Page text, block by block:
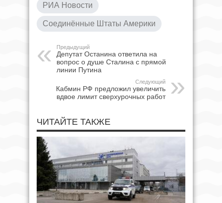
РИА Новости
Соединённые Штаты Америки
Предыдущий
Депутат Останина ответила на
вопрос о душе Сталина с прямой
линии Путина
Следующий
Кабмин РФ предложил увеличить
вдвое лимит сверхурочных работ
ЧИТАЙТЕ ТАКЖЕ